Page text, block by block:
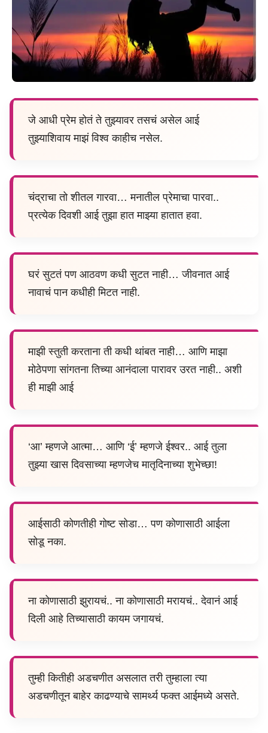
जे आधी प्रेम होतं ते तुझ्यावर तसचं असेल आई
तुझ्याशिवाय माझं विश्व काहीच नसेल.
चंद्राचा तो शीतल गारवा… मनातील प्रेमाचा पारवा..
प्रत्येक दिवशी आई तुझा हात माझ्या हातात हवा.
घरं सुटतं पण आठवण कधी सुटत नाही… जीवनात आई
नावाचं पान कधीही मिटत नाही.
माझी स्तुती करताना ती कधी थांबत नाही… आणि माझा
मोठेपणा सांगतना तिच्या आनंदाला पारावर उरत नाही.. अशी
ही माझी आई
‘आ’ म्हणजे आत्मा… आणि ‘ई’ म्हणजे ईश्वर.. आई तुला
तुझ्या खास दिवसाच्या म्हणजेच मातृदिनाच्या शुभेच्छा!
आईसाठी कोणतीही गोष्ट सोडा… पण कोणासाठी आईला
सोडू नका.
ना कोणासाठी झुरायचं.. ना कोणासाठी मरायचं.. देवानं आई
दिली आहे तिच्यासाठी कायम जगायचं.
तुम्ही कितीही अडचणीत असलात तरी तुम्हाला त्या
अडचणीतून बाहेर काढण्याचे सामर्थ्य फक्त आईमध्ये असते.